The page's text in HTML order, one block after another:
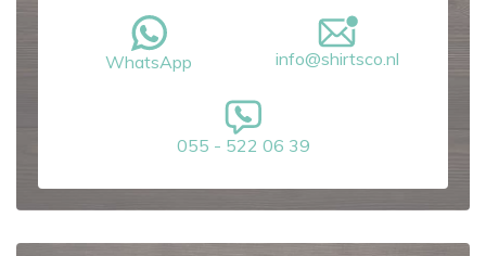
WhatsApp info@shirtsco.nl
055 - 522 06 39